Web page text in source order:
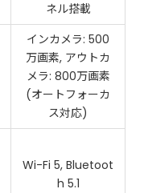
ネル搭載
インカメラ: 500
万画素, アウトカ
メラ: 800万画素
(オートフォーカ
ス対応)
Wi-Fi 5, Bluetoot
h 5.1